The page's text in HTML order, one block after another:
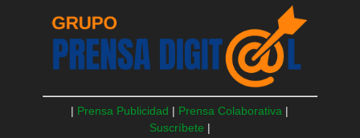
| Prensa Publicidad | Prensa Colaborativa |
Suscríbete |